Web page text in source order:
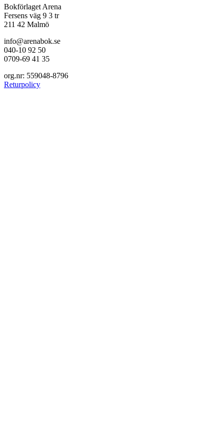
Bokförlaget Arena
Fersens väg 9 3 tr
211 42 Malmö
info@arenabok.se
040-10 92 50
0709-69 41 35
org.nr: 559048-8796
Returpolicy